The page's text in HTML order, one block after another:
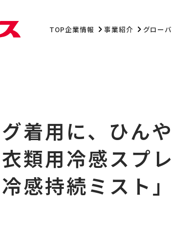
TOP企業情報 事業紹介 グロー
着用に、ひん
類用冷感スプ
冷感持続ミスト